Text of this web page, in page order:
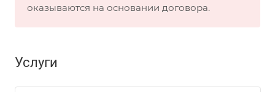
оказываются на основании договора.
Услуги